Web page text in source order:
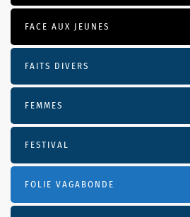
FACE AUX JEUNES
FAITS DIVERS
FEMMES
FESTIVAL
FOLIE VAGABONDE